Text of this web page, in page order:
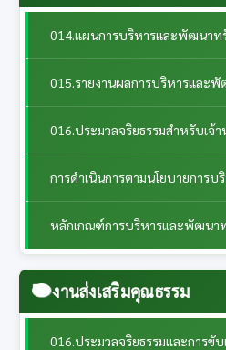
014.แผนการบริหารและพัฒนา
015.รายงานผลการบริหารและ
016.ประมวลจริยธรรมสำหรับเจ้
การดำเนินการตามนโยบายการ
หลักเกณฑ์การบริหารและพัฒนา
งานส่งเสริมคุณธรรม
016.ประมวลจริยธรรมและการขั